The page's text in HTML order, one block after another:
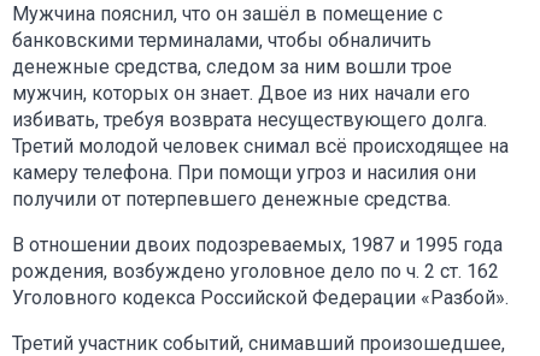
Мужчина пояснил, что он зашёл в помещение с
банковскими терминалами, чтобы обналичить
денежные средства, следом за ним вошли трое
мужчин, которых он знает. Двое из них начали его
избивать, требуя возврата несуществующего долга.
Третий молодой человек снимал всё происходящее на
камеру телефона. При помощи угроз и насилия они
получили от потерпевшего денежные средства.
В отношении двоих подозреваемых, 1987 и 1995 года
рождения, возбуждено уголовное дело по ч. 2 ст. 162
Уголовного кодекса Российской Федерации «Разбой».
Третий участник событий, снимавший произошедшее,